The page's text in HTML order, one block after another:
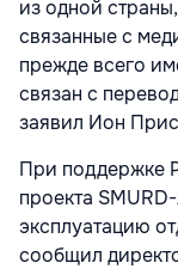
из одной
связанные с
прежде всего
связан с
заявил Ион
При поддержке
проекта
эксплуатацию
сообщил